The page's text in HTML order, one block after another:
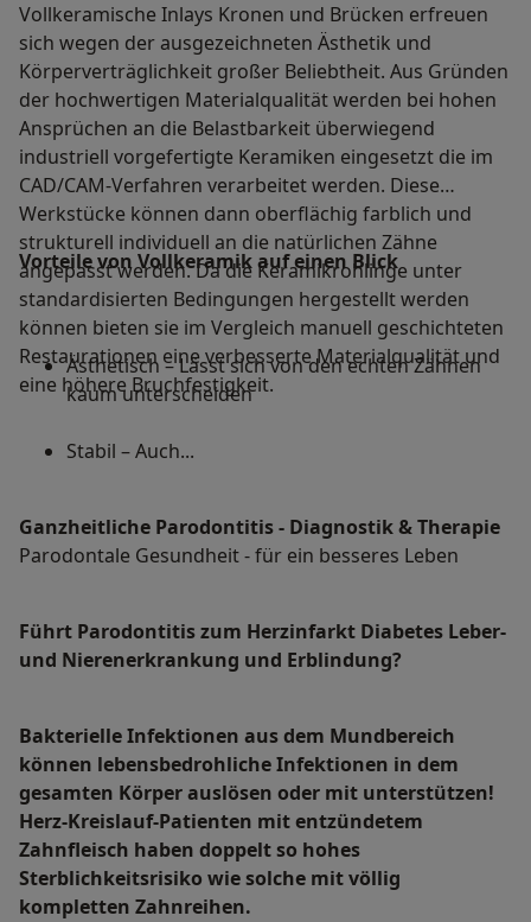
Vollkeramische Inlays Kronen und Brücken erfreuen
sich wegen der ausgezeichneten Ästhetik und
Körperverträglichkeit großer Beliebtheit. Aus Gründen
der hochwertigen Materialqualität werden bei hohen
Ansprüchen an die Belastbarkeit überwiegend
industriell vorgefertigte Keramiken eingesetzt die im
CAD/CAM-Verfahren verarbeitet werden. Diese
Werkstücke können dann oberflächig farblich und
strukturell individuell an die natürlichen Zähne
angepasst werden. Da die Keramikrohlinge unter
standardisierten Bedingungen hergestellt werden
können bieten sie im Vergleich manuell geschichteten
Restaurationen eine verbesserte Materialqualität und
eine höhere Bruchfestigkeit.
Vorteile von Vollkeramik auf einen Blick
Ästhetisch – Lässt sich von den echten Zähnen
kaum unterscheiden
Stabil – Auch...
Ganzheitliche Parodontitis - Diagnostik & Therapie
Parodontale Gesundheit - für ein besseres Leben
Führt Parodontitis zum Herzinfarkt Diabetes Leber-
und Nierenerkrankung und Erblindung?
Bakterielle Infektionen aus dem Mundbereich
können lebensbedrohliche Infektionen in dem
gesamten Körper auslösen oder mit unterstützen!
Herz-Kreislauf-Patienten mit entzündetem
Zahnfleisch haben doppelt so hohes
Sterblichkeitsrisiko wie solche mit völlig
kompletten Zahnreihen.